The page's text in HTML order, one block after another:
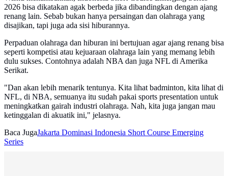
2026 bisa dikatakan agak berbeda jika dibandingkan dengan ajang
renang lain. Sebab bukan hanya persaingan dan olahraga yang
disajikan, tapi juga ada sisi hiburannya.
Perpaduan olahraga dan hiburan ini bertujuan agar ajang renang bisa
seperti kompetisi atau kejuaraan olahraga lain yang memang lebih
dulu sukses. Contohnya adalah NBA dan juga NFL di Amerika
Serikat.
‎"Dan akan lebih menarik tentunya. Kita lihat badminton, kita lihat di
NFL, di NBA, semuanya itu sudah pakai sports presentation untuk
meningkatkan gairah industri olahraga. Nah, kita juga jangan mau
ketinggalan di akuatik ini," jelasnya.
Baca JugaJakarta Dominasi Indonesia Short Course Emerging
Series